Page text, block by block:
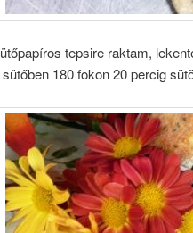
tepsire raktam,
180 fokon 20 percig